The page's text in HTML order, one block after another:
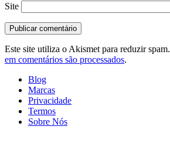
Site
Este site utiliza o Akismet para reduzir spam.
em comentários são processados.
Blog
Marcas
Privacidade
Termos
Sobre Nós